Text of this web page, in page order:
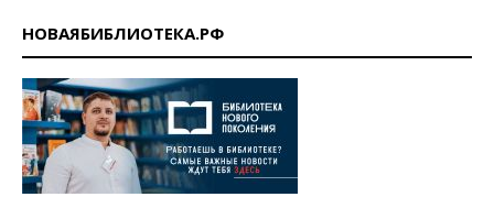
НОВАЯБИБЛИОТЕКА.РФ